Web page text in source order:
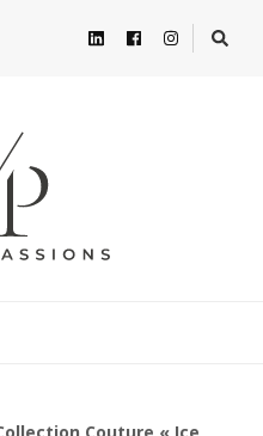
Couture « Ice